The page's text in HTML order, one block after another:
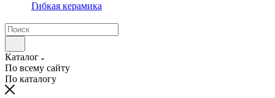
Гибкая керамика
Каталог
По всему сайту
По каталогу